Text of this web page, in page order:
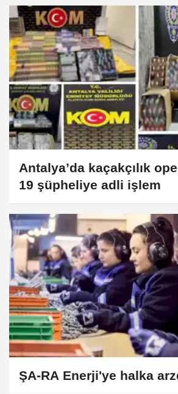
Antalya’da kaçakçılık
19 şüpheliye adli işlem
ŞA-RA Enerji'ye halka